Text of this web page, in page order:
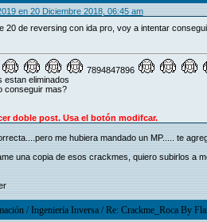
en 20 Diciembre 2018, 06:45 am
20 de reversing con ida pro, voy a intentar
7894847896
estan eliminados
conseguir mas?
doble post. Usa el botón modifcar.
me hubiera mandado un MP..... te
una copia de esos crackmes, quiero subirlos a
/Ingeniería Inversa/Re: Crackme_Roca By